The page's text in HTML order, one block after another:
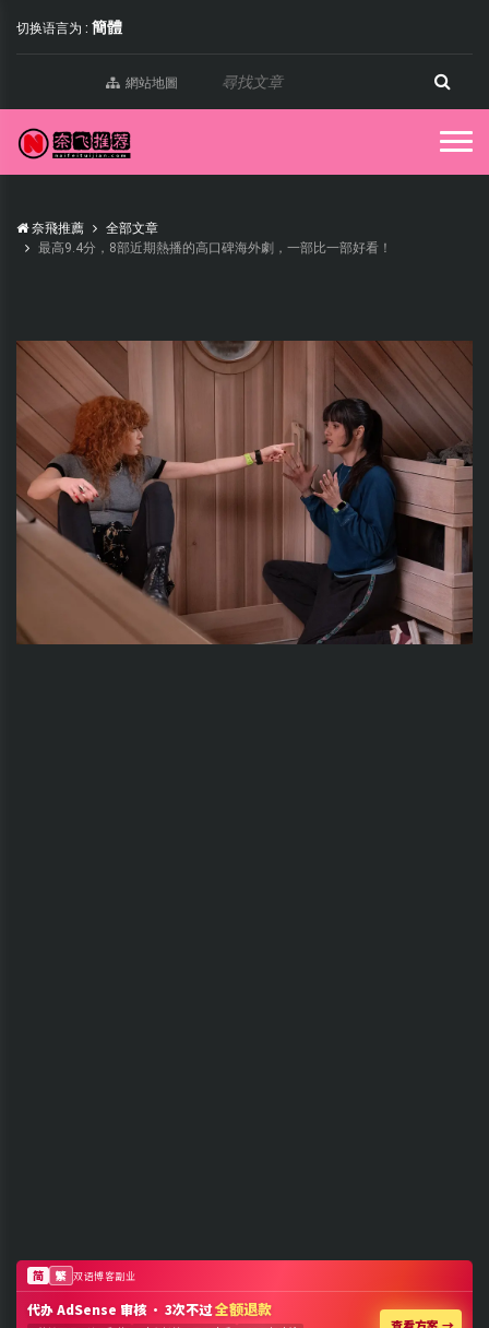
切换语言为 : 簡體
網站地圖
奈飛推薦
全部文章
最高9.4分，8部近期熱播的高口碑海外劇，一部比一部好看！